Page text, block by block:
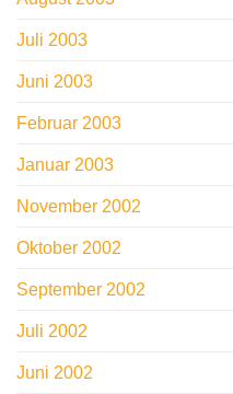
Juli 2003
Juni 2003
Februar 2003
Januar 2003
November 2002
Oktober 2002
September 2002
Juli 2002
Juni 2002